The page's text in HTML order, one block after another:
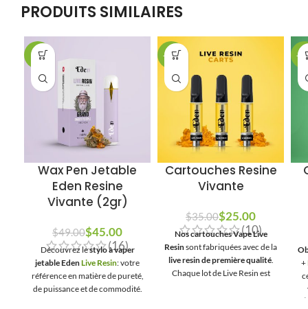
PRODUITS SIMILAIRES
-8%
Wax Pen Jetable
Eden Resine
Vivante (2gr)
$49.00$45.00
(16)
Découvrez lestylo à vaper
jetable EdenLive Resin: votre
référence en matière de pureté,
de puissance et de commodité.
-29%
Cartouches Resine
Vivante
$35.00$25.00
(10)
Nos cartouches Vape Live
Resinsont fabriquées avec de la
live resin de première qualité.
Chaque lot de Live Resin est
-
+